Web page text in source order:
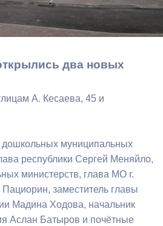
два новых
А. Кесаева, 45 и
муниципальных
республики Сергей Меняйло,
министерств, глава МО г.
заместитель главы
Мадина Ходова, начальник
Аслан Батыров и почётные